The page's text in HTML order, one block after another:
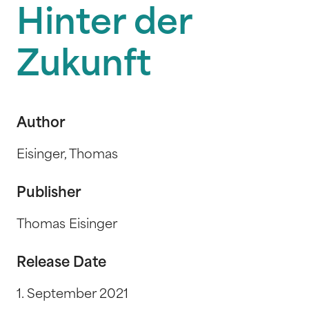
Hinter der
Zukunft
Author
Eisinger, Thomas
Publisher
Thomas Eisinger
Release Date
1. September 2021